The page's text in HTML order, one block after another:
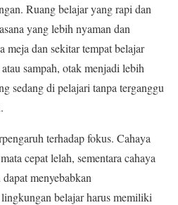
Ruang belajar yang rapi dan
yang lebih nyaman dan
dan sekitar tempat belajar
sampah, otak menjadi lebih
sedang di pelajari tanpa terganggu
terhadap fokus. Cahaya
cepat lelah, sementara cahaya
menyebabkan
belajar harus memiliki